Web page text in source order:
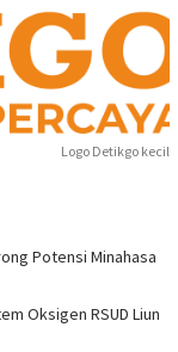
Logo Detikgo kecil
Potensi Minahasa
Oksigen RSUD Liun